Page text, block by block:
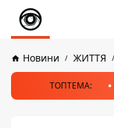
Новини ЖИТТЯ
ТОПТЕМА: